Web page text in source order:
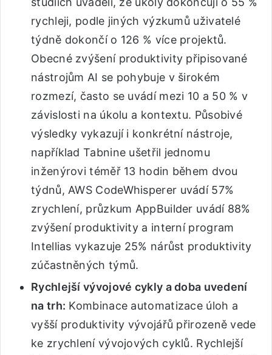
rychleji, podle jiných výzkumů uživatelé
týdně dokončí o 126 % více projektů.
Obecné zvýšení produktivity připisované
nástrojům AI se pohybuje v širokém
rozmezí, často se uvádí mezi 10 a 50 % v
závislosti na úkolu a kontextu. Působivé
výsledky vykazují i konkrétní nástroje,
například Tabnine ušetřil jednomu
inženýrovi téměř 13 hodin během dvou
týdnů, AWS CodeWhisperer uvádí 57%
zrychlení, průzkum AppBuilder uvádí 88%
zvýšení produktivity a interní program
Intellias vykazuje 25% nárůst produktivity
zúčastněných týmů.
Rychlejší vývojové cykly a doba uvedení
na trh: Kombinace automatizace úloh a
vyšší produktivity vývojářů přirozeně vede
ke zrychlení vývojových cyklů. Rychlejší